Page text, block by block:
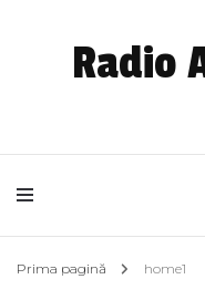
Radio
Prima pagină home1